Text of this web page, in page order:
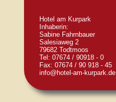
Hotel am Kurpark
Inhaberin:
Sabine Fahrnbauer
Salesiaweg 2
79682 Todtmoos
Tel: 07674 / 90918 - 0
Fax: 07674 / 90 918 - 45
info@hotel-am-kurpark.de